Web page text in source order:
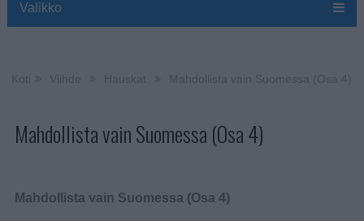
Valikko
Mahdollista vain Suomessa (Osa 4)
Mahdollista vain Suomessa (Osa 4)